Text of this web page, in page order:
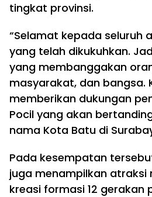
tingkat provinsi.
“Selamat kepada seluruh
yang telah dikukuhkan.
yang membanggakan
masyarakat, dan bangsa.
memberikan dukungan
Pocil yang akan
nama Kota Batu di
Pada kesempatan
juga menampilkan atraksi
kreasi formasi 12 gerakan